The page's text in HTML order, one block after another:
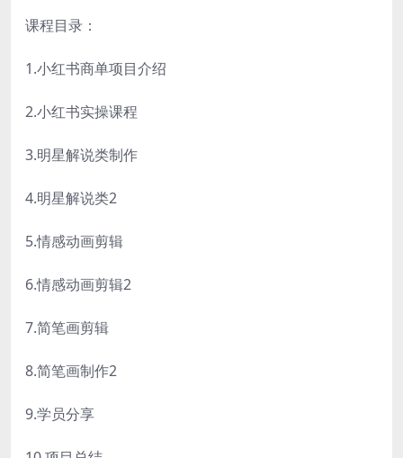
课程目录：
1.小红书商单项目介绍
2.小红书实操课程
3.明星解说类制作
4.明星解说类2
5.情感动画剪辑
6.情感动画剪辑2
7.简笔画剪辑
8.简笔画制作2
9.学员分享